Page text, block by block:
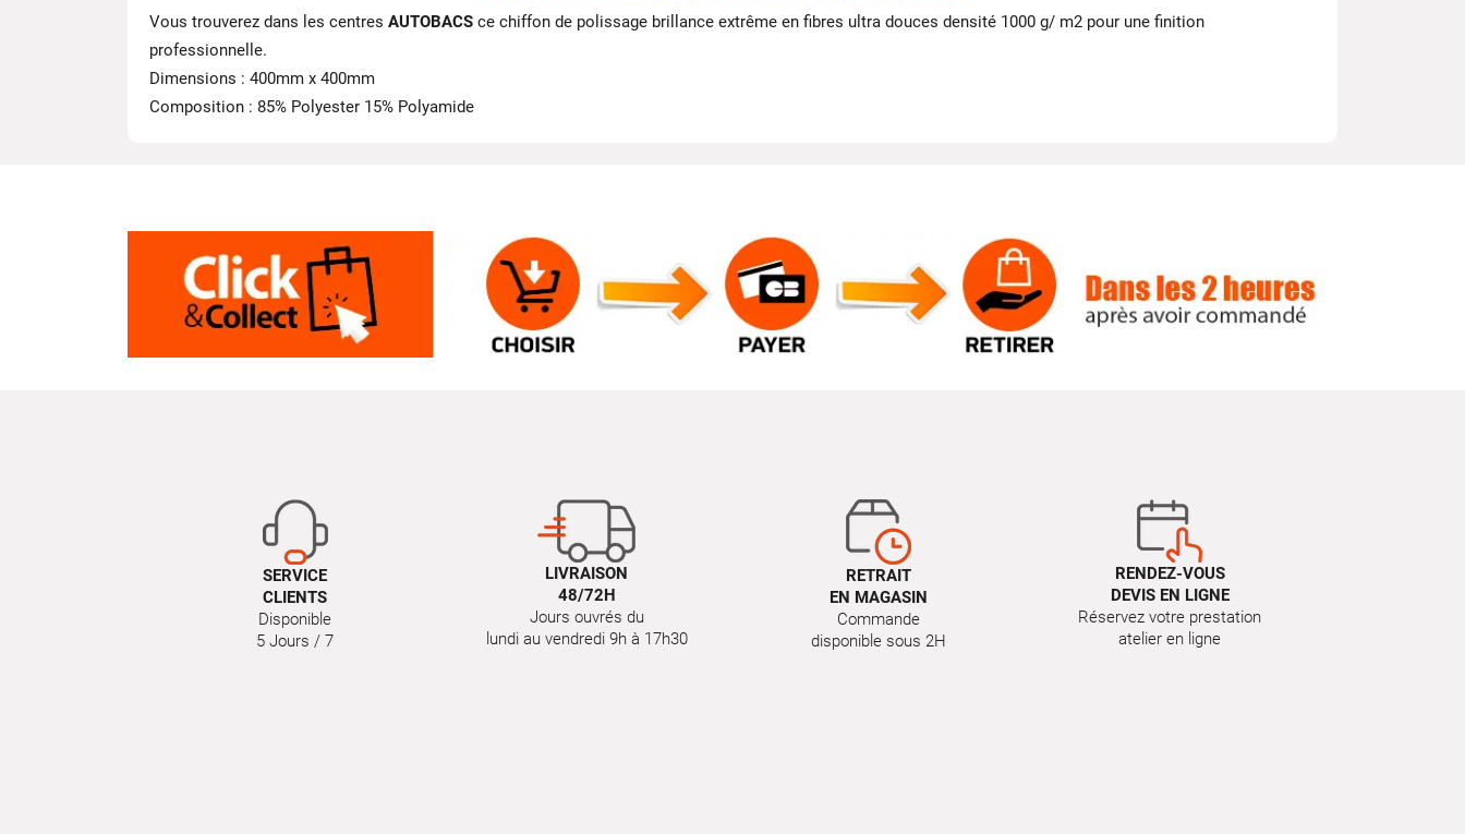
Vous trouverez dans les centres AUTOBACS ce chiffon de polissage brillance extrême en fibres ultra douces densité 1000 g/ m2 pour une finition
professionnelle.
Dimensions : 400mm x 400mm
Composition : 85% Polyester 15% Polyamide
SERVICE
CLIENTS
Disponible
5 Jours / 7
LIVRAISON
48/72H
Jours ouvrés du
lundi au vendredi 9h à 17h30
RETRAIT
EN MAGASIN
Commande
disponible sous 2H
RENDEZ-VOUS
DEVIS EN LIGNE
Réservez votre prestation
atelier en ligne